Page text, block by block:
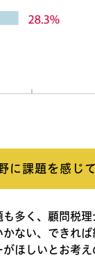
に課題を感じ
も多く、顧問税
かない、できれ
がほしいとお考